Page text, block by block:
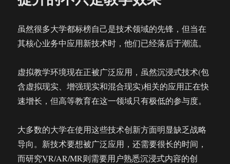
虽然很多大学都标榜自己是技术领域的先锋，但当在
其核心业务中应用新技术时，他们已经落后于潮流。
虚拟教学环境现在正被广泛应用，虽然沉浸式技术(包
含虚拟现实、增强现实和混合现实)相关的应用正在快
速增长，但高等教育在这一领域只有极低的参与度。
大多数的大学在使用这些技术创新方面明显缺乏战略
导向。新技术要想被广泛应用，还需要很长的时间，
而研究VR/AR/MR则需要用户熟悉沉浸式内容的创